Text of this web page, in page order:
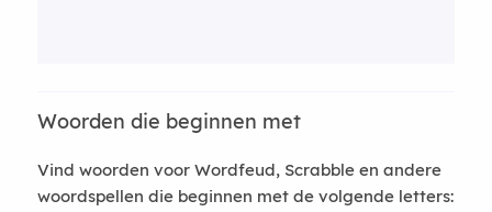
Woorden die beginnen met
Vind woorden voor Wordfeud, Scrabble en andere
woordspellen die beginnen met de volgende letters: